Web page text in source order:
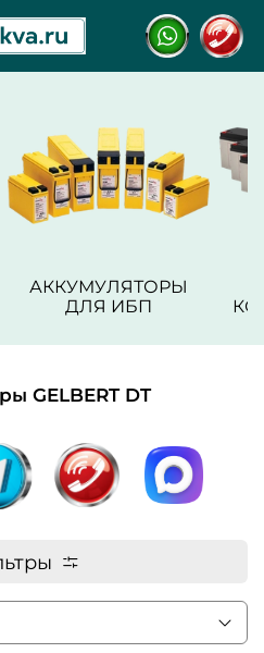
АККУМУЛЯТОРЫ
ДЛЯ ИБП
GELBERT DT